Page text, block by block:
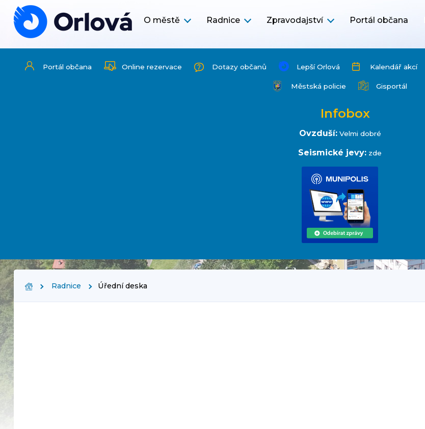
O městě Radnice Zpravodajství Portál občana
Portál občana Online rezervace Dotazy občanů Lepší Orlová Kalendář akcí
Městská policie Gisportál
Infobox
Ovzduší: Velmi dobré
Seismické jevy: zde
Radnice Úřední deska